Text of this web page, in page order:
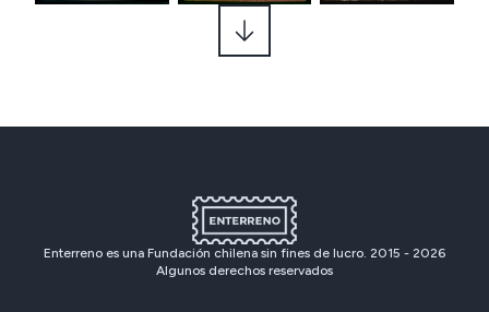
Enterreno es una Fundación chilena sin fines de lucro. 2015 - 2026
Algunos derechos reservados